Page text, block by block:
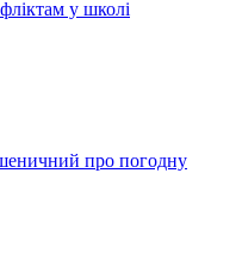
у школі
про погодну